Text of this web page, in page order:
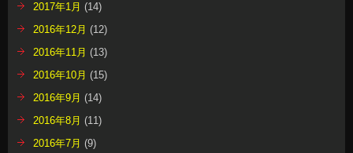
2017年1月 (14)
2016年12月 (12)
2016年11月 (13)
2016年10月 (15)
2016年9月 (14)
2016年8月 (11)
2016年7月 (9)